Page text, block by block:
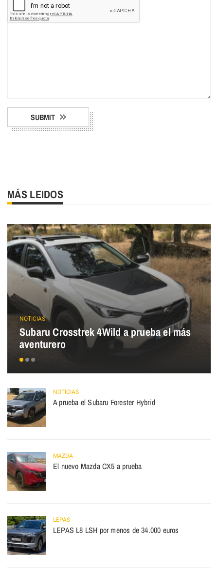
SUBMIT
MÁS LEIDOS
NOTICIAS
Subaru Crosstrek 4Wild a prueba el más
aventurero
NOTICIAS
A prueba el Subaru Forester Hybrid
MAZDA
El nuevo Mazda CX5 a prueba
LEPAS
LEPAS L8 LSH por menos de 34.000 euros